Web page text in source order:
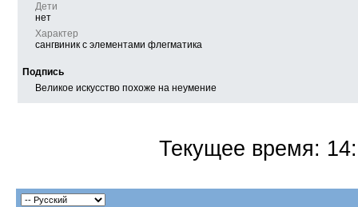
Дети
нет
Характер
сангвиник с элементами флегматика
Подпись
Великое искусство похоже на неумение
Текущее время: